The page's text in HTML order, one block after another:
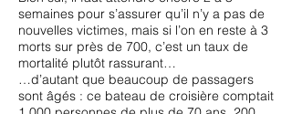
semaines pour s’assurer qu’il n’y a pas de
nouvelles victimes, mais si l’on en reste à 3
morts sur près de 700, c’est un taux de
mortalité plutôt rassurant…
…d’autant que beaucoup de passagers
sont âgés : ce bateau de croisière comptait